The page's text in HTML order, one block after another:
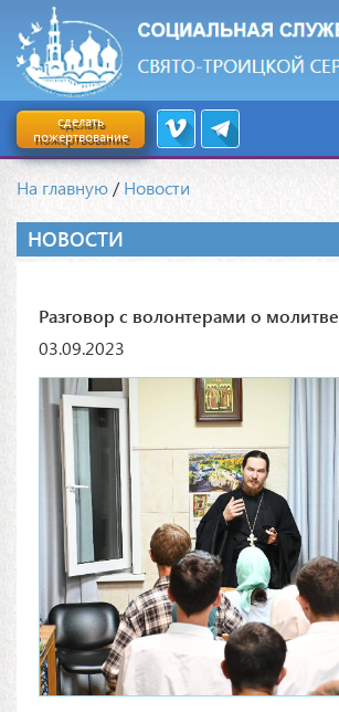
сделать
пожертвование
На главную /Новости
НОВОСТИ
Разговор с волонтерами о молитве
03.09.2023